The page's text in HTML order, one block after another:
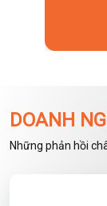
DOANH
Những phản hồi